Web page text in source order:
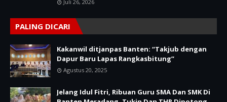
Juli 26, 2026
PALING DICARI
Kakanwil ditjanpas Banten: “Takjub dengan
Dapur Baru Lapas Rangkasbitung”
Agustus 20, 2025
Jelang Idul Fitri, Ribuan Guru SMA Dan SMK Di